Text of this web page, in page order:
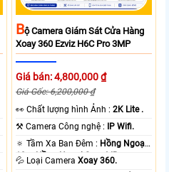
BỘ Camera Giám Sát Cửa Hàng
Xoay 360 Ezviz H6C Pro 3MP
Giá bán: 4,800,000 ₫
Giá Gốc: 6,200,000 ₫
️👀 Chất lượng hình Ảnh :2K Lite .
⚒ Camera Công nghệ :
IP Wifi.
🔅 Tầm Xa Ban Đêm : Hồng Ngoại
10m Hồng Ngoại Smart IR.
💦 Loại CameraXoay 360.